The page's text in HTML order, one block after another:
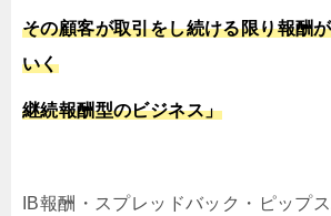
その顧客が取引をし続ける限り報酬
いく
継続報酬型のビジネス」
IB報酬・スプレッドバック・ピップ